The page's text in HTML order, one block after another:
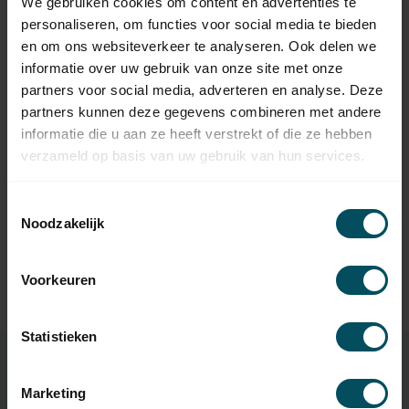
personaliseren, om functies voor social media te bieden
en om ons websiteverkeer te analyseren. Ook delen we
informatie over uw gebruik van onze site met onze
partners voor social media, adverteren en analyse. Deze
partners kunnen deze gegevens combineren met andere
informatie die u aan ze heeft verstrekt of die ze hebben
verzameld op basis van uw gebruik van hun services.
Noodzakelijk
Voorkeuren
Statistieken
Marketing
SELVE
Selve Precision steel
bearing Ø 28 mm, bore Ø 12
mm
In stock
SELVE
Selve Precision steel
bearing block 14,95